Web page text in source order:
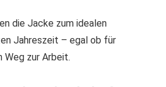
die Jacke zum idealen
Jahreszeit – egal ob für
Weg zur Arbeit.